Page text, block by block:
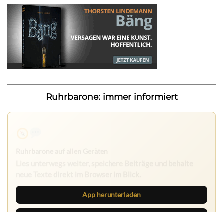
Ruhrbarone: immer informiert
App herunterladen